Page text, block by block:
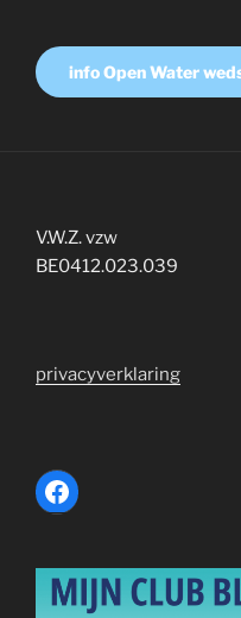
info Open Water
V.W.Z. vzw
BE0412.023.039
privacyverklaring
Facebook